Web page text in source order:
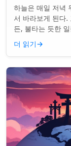
하늘은 매일 저녁
서 바라보게 된다.
든, 불타는 듯한
성하게 느끼게 만
더 읽기→